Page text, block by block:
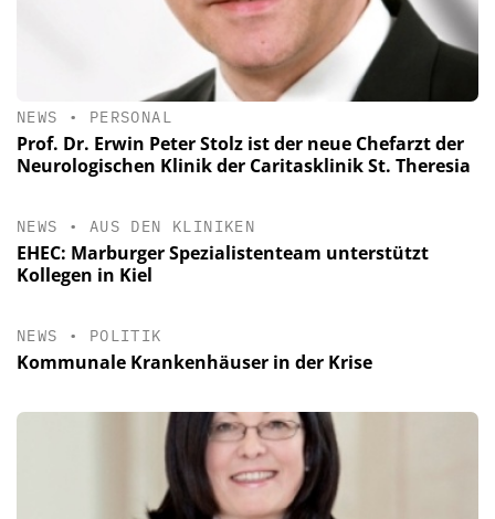
NEWS • PERSONAL
Prof. Dr. Erwin Peter Stolz ist der neue Chefarzt der
Neurologischen Klinik der Caritasklinik St. Theresia
NEWS • AUS DEN KLINIKEN
EHEC: Marburger Spezialistenteam unterstützt
Kollegen in Kiel
NEWS • POLITIK
Kommunale Krankenhäuser in der Krise